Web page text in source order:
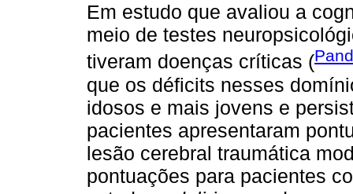
Em estudo que avaliou a
meio de testes
tiveram doenças críticas (
que os déficits nesses
idosos e mais jovens e
pacientes apresentaram
lesão cerebral traumática
pontuações para pacientes